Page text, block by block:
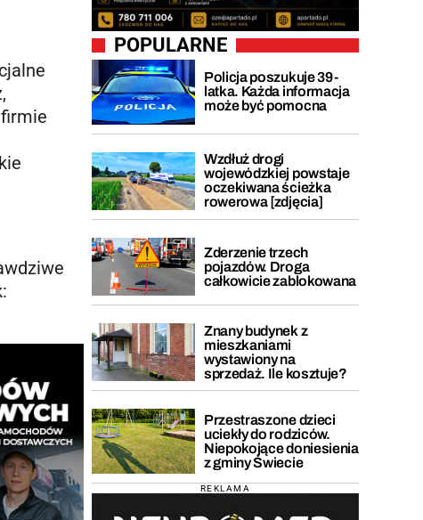
POPULARNE
Policja poszukuje 39-
latka. Każda informacja
może być pomocna
Wzdłuż drogi
wojewódzkiej powstaje
oczekiwana ścieżka
rowerowa [zdjęcia]
Zderzenie trzech
pojazdów. Droga
całkowicie zablokowana
Znany budynek z
mieszkaniami
wystawiony na
sprzedaż. Ile kosztuje?
Przestraszone dzieci
uciekły do rodziców.
Niepokojące doniesienia
z gminy Świecie
REKLAMA